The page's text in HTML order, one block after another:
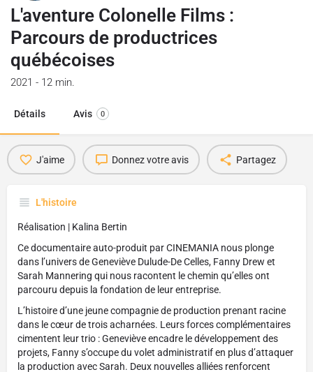
L'aventure Colonelle Films :
Parcours de productrices
québécoises
2021 - 12 min.
Détails Avis 0
J'aime Donnez votre avis Partagez
L'histoire
Réalisation | Kalina Bertin
Ce documentaire auto-produit par CINEMANIA nous plonge
dans l’univers de Geneviève Dulude-De Celles, Fanny Drew et
Sarah Mannering qui nous racontent le chemin qu’elles ont
parcouru depuis la fondation de leur entreprise.
L’histoire d’une jeune compagnie de production prenant racine
dans le cœur de trois acharnées. Leurs forces complémentaires
cimentent leur trio : Geneviève encadre le développement des
projets, Fanny s’occupe du volet administratif en plus d’attaquer
la production avec Sarah. Deux nouvelles alliées renforcent